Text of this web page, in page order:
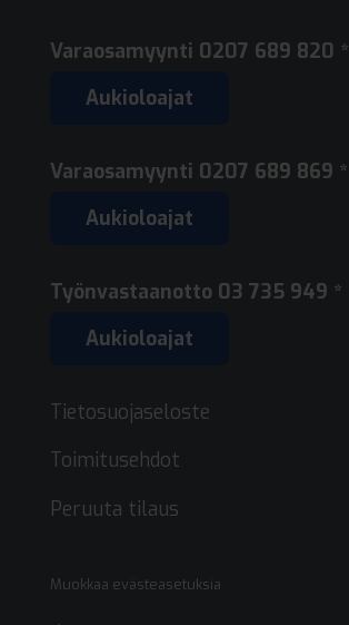
Varaosamyynti 0207 689 820 *
Aukioloajat
Varaosamyynti 0207 689 869 *
Aukioloajat
Työnvastaanotto 03 735 949 *
Aukioloajat
Tietosuojaseloste
Toimitusehdot
Peruuta tilaus
Muokkaa evästeasetuksia